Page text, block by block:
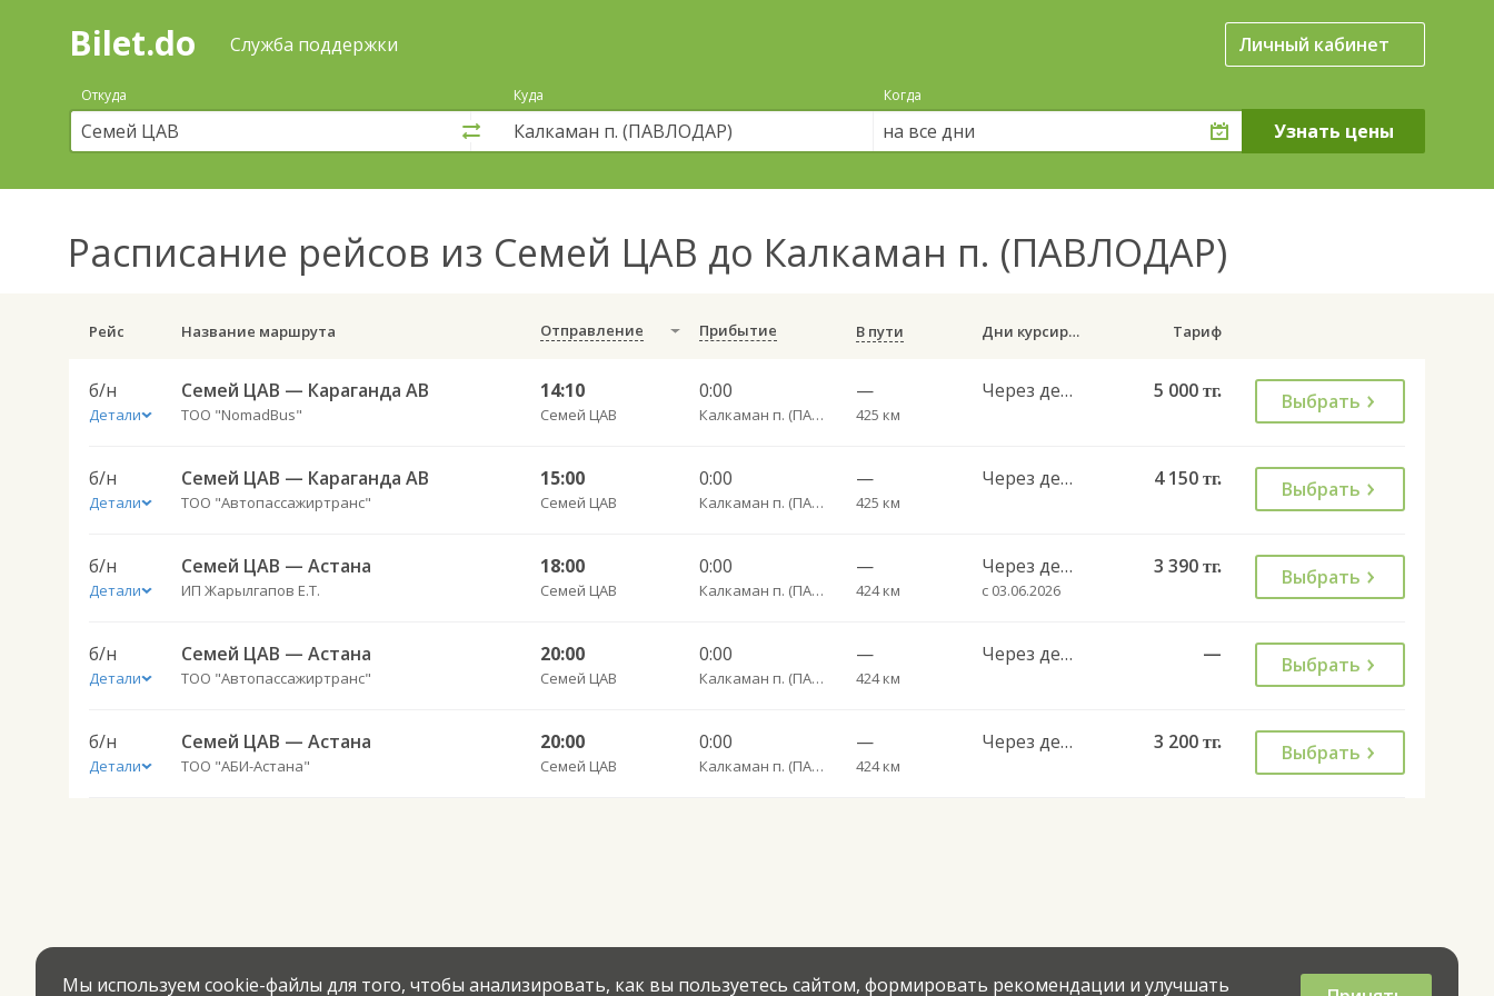
Поиск
покупка
билетов
автобус
онлайн
Bilet.do Служба поддержки Личный кабинет
Откуда Куда Когда
на все дни
Расписание рейсов из Семей ЦАВ до Калкаман п. (ПАВЛОДАР)
Рейс Название маршрута Отправление Прибытие В пути Дни курсирования Тариф
б/н
Детали
Семей ЦАВ — Караганда АВ
ТОО "NomadBus"
14:10
Семей ЦАВ
0:00
Калкаман п. (ПАВЛОДАР)
—
425 км
Через день 5 000 тг. Выбрать
б/н
Детали
Семей ЦАВ — Караганда АВ
ТОО "Автопассажиртранс"
15:00
Семей ЦАВ
0:00
Калкаман п. (ПАВЛОДАР)
—
425 км
Через день 4 150 тг. Выбрать
б/н
Детали
Семей ЦАВ — Астана
ИП Жарылгапов Е.Т.
18:00
Семей ЦАВ
0:00
Калкаман п. (ПАВЛОДАР)
—
424 км
Через день
с 03.06.2026
3 390 тг. Выбрать
б/н
Детали
Семей ЦАВ — Астана
ТОО "Автопассажиртранс"
20:00
Семей ЦАВ
0:00
Калкаман п. (ПАВЛОДАР)
—
424 км
Через день — Выбрать
б/н
Детали
Семей ЦАВ — Астана
ТОО "АБИ-Астана"
20:00
Семей ЦАВ
0:00
Калкаман п. (ПАВЛОДАР)
—
424 км
Через день 3 200 тг. Выбрать
Мы используем cookie-файлы для того, чтобы анализировать, как вы пользуетесь сайтом, формировать рекомендации и улучшать